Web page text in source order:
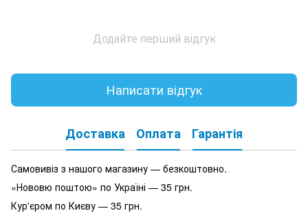
Додайте перший відгук
Написати відгук
Доставка Оплата Гарантія
Самовивіз з нашого магазину — безкоштовно.
«Нововю поштою» по Україні — 35 грн.
Кур'єром по Києву — 35 грн.